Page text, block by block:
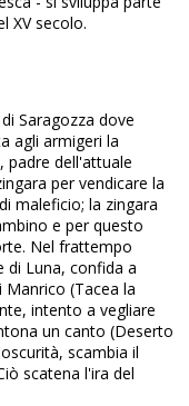
XV secolo.
Saragozza dove
agli armigeri la
padre dell'attuale
per vendicare la
maleficio; la zingara
e per questo
Nel frattempo
di Luna, confida a
Manrico (Tacea la
intento a vegliare
un canto (Deserto
scambia il
scatena l'ira del